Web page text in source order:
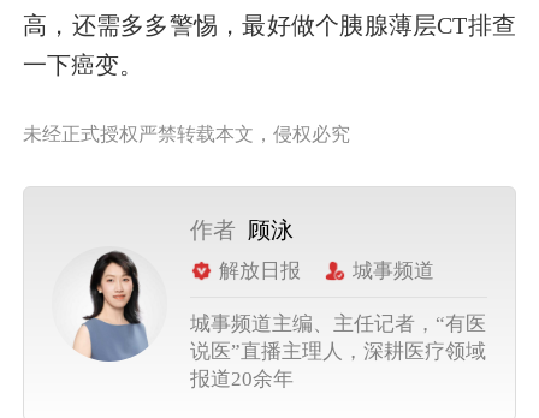
高，还需多多警惕，最好做个胰腺薄层CT排查
一下癌变。
未经正式授权严禁转载本文，侵权必究
作者 顾泳
解放日报 城事频道
城事频道主编、主任记者，“有医
说医”直播主理人，深耕医疗领域
报道20余年